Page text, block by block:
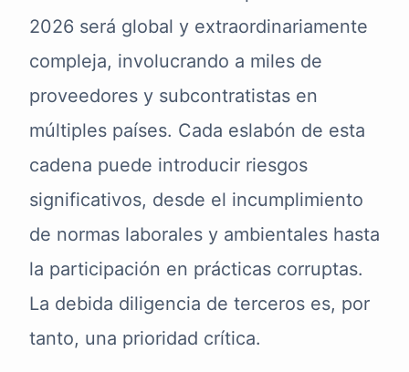
2026 será global y extraordinariamente
compleja, involucrando a miles de
proveedores y subcontratistas en
múltiples países. Cada eslabón de esta
cadena puede introducir riesgos
significativos, desde el incumplimiento
de normas laborales y ambientales hasta
la participación en prácticas corruptas.
La debida diligencia de terceros es, por
tanto, una prioridad crítica.